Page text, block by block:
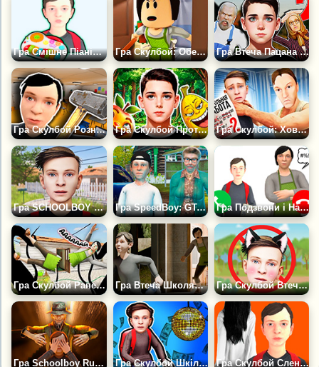
Гра Смішне Піаніно Від Скулбой Гра Скулбой: Обери Правильний Шлях Гра Втеча Пацана 2: Село
Гра Скулбой Розносить Школу Гра Скулбой Проти Овочів Гра Скулбой: Хованки в Лабіринті
Гра SCHOOLBOY RUNAWAY Гра SpeedBoy: GTA Історія з Дідом Гра Подзвони і Напиши двієчнику
Гра Скулбой Раневей: Закулісся з Павуком Гра Втеча Школяра: СТЕЛС 3D Гра Скулбой Втеча Квадробера
Гра Schoolboy Runaway Акт 3: Жах Рибалки Гра Скулбой Шкільні Танці Гра Скулбой Слендріна